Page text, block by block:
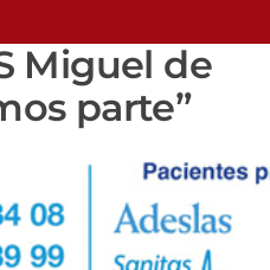
Miguel de
parte”